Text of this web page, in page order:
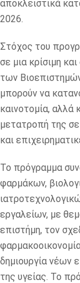
αποκλειστικά
2026.
Στόχος του
σε μια κρίσιμη
των
μπορούν να
καινοτομία, αλλά
μετατροπή της σε
και
Το πρόγραμμα
φαρμάκων,
εργαλείων, με
επιστήμη, τον
δημιουργία νέων
της υγείας. Το